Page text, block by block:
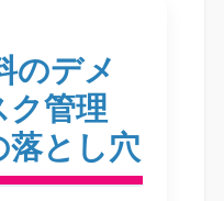
のデメ
ク管理
落とし穴